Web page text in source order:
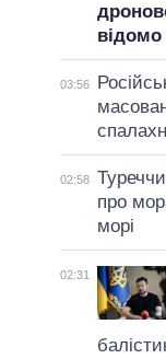
відомо
03:56
02:58
про
морі
02:31